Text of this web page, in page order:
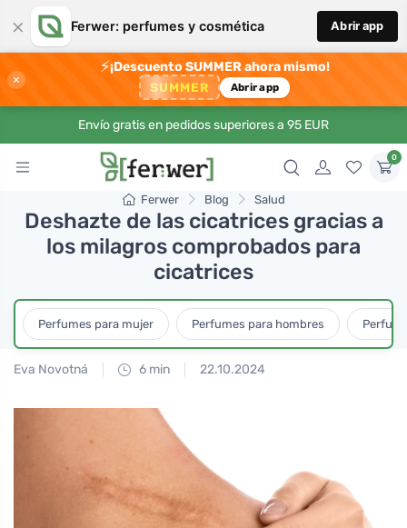
× Ferwer: perfumes y cosmética Abrir app
×
⚡¡Descuento SUMMER ahora mismo!
SUMMER Abrir app
Envío gratis en pedidos superiores a 95 EUR
0
Ferwer Blog Salud
Deshazte de las cicatrices gracias a
los milagros comprobados para
cicatrices
Perfumes para mujer Perfumes para hombres
Eva Novotná 6 min 22.10.2024